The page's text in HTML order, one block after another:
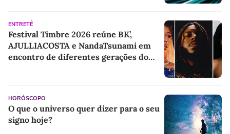
ENTRETÊ
Festival Timbre 2026 reúne BK’,
AJULLIACOSTA e NandaTsunami em
encontro de diferentes gerações do
HORÓSCOPO
O que o universo quer dizer para o seu
signo hoje?